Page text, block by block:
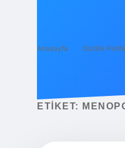
Anasayfa Gizlilik
ETIKET: